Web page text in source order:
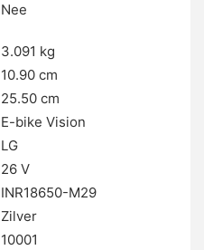
Nee
3.091 kg
10.90 cm
25.50 cm
E-bike Vision
LG
26 V
INR18650-M29
Zilver
10001